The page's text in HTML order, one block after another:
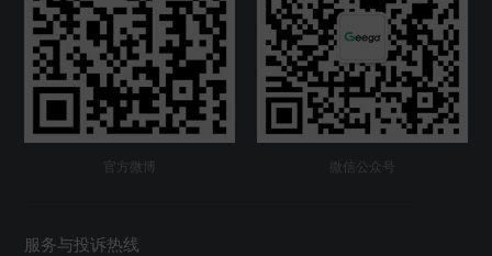
官方微博 微信公众号
服务与投诉热线